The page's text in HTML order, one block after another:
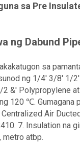
sa Pre
ng Dabund
sa
ng 1/4' 3/8'
&' Polypropylene
120 ℃. Gumagana
Air
7. Insulation na
metro atbp.